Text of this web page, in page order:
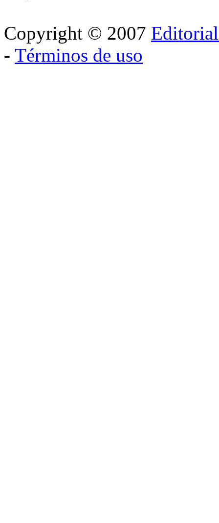
Copyright © 2007
- Términos de uso